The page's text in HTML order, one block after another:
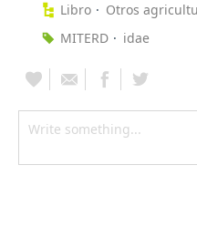
Libro Otros
MITERD
idae